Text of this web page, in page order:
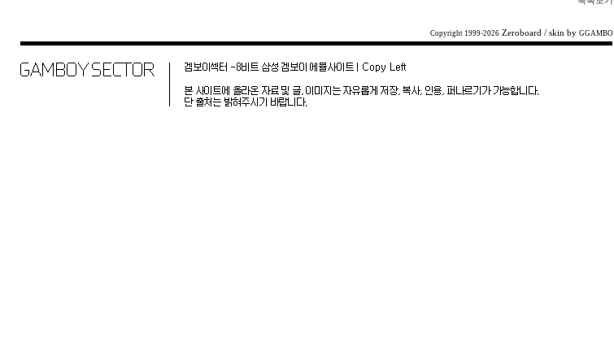
Copyright 1999-2026 Zeroboard / skin by GGAMBO